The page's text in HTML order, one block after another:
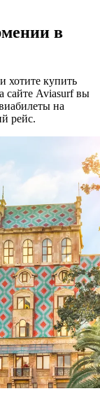
в
хотите купить
сайте Aviasurf вы
на
рейс.